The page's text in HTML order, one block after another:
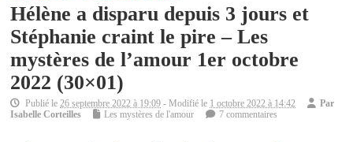
Hélène a disparu depuis 3 jours et
Stéphanie craint le pire – Les
mystères de l’amour 1er octobre
2022 (30×01)
Publié le26 septembre 2022 à 19:09 - Modifié le 1 octobre 2022 à 14:42
Par
Isabelle Corteilles
Les mystères de l'amour 7 commentaires